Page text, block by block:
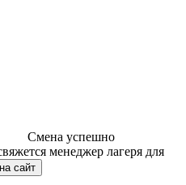
Смена успешно
менеджер лагеря для
Вернуться на сайт